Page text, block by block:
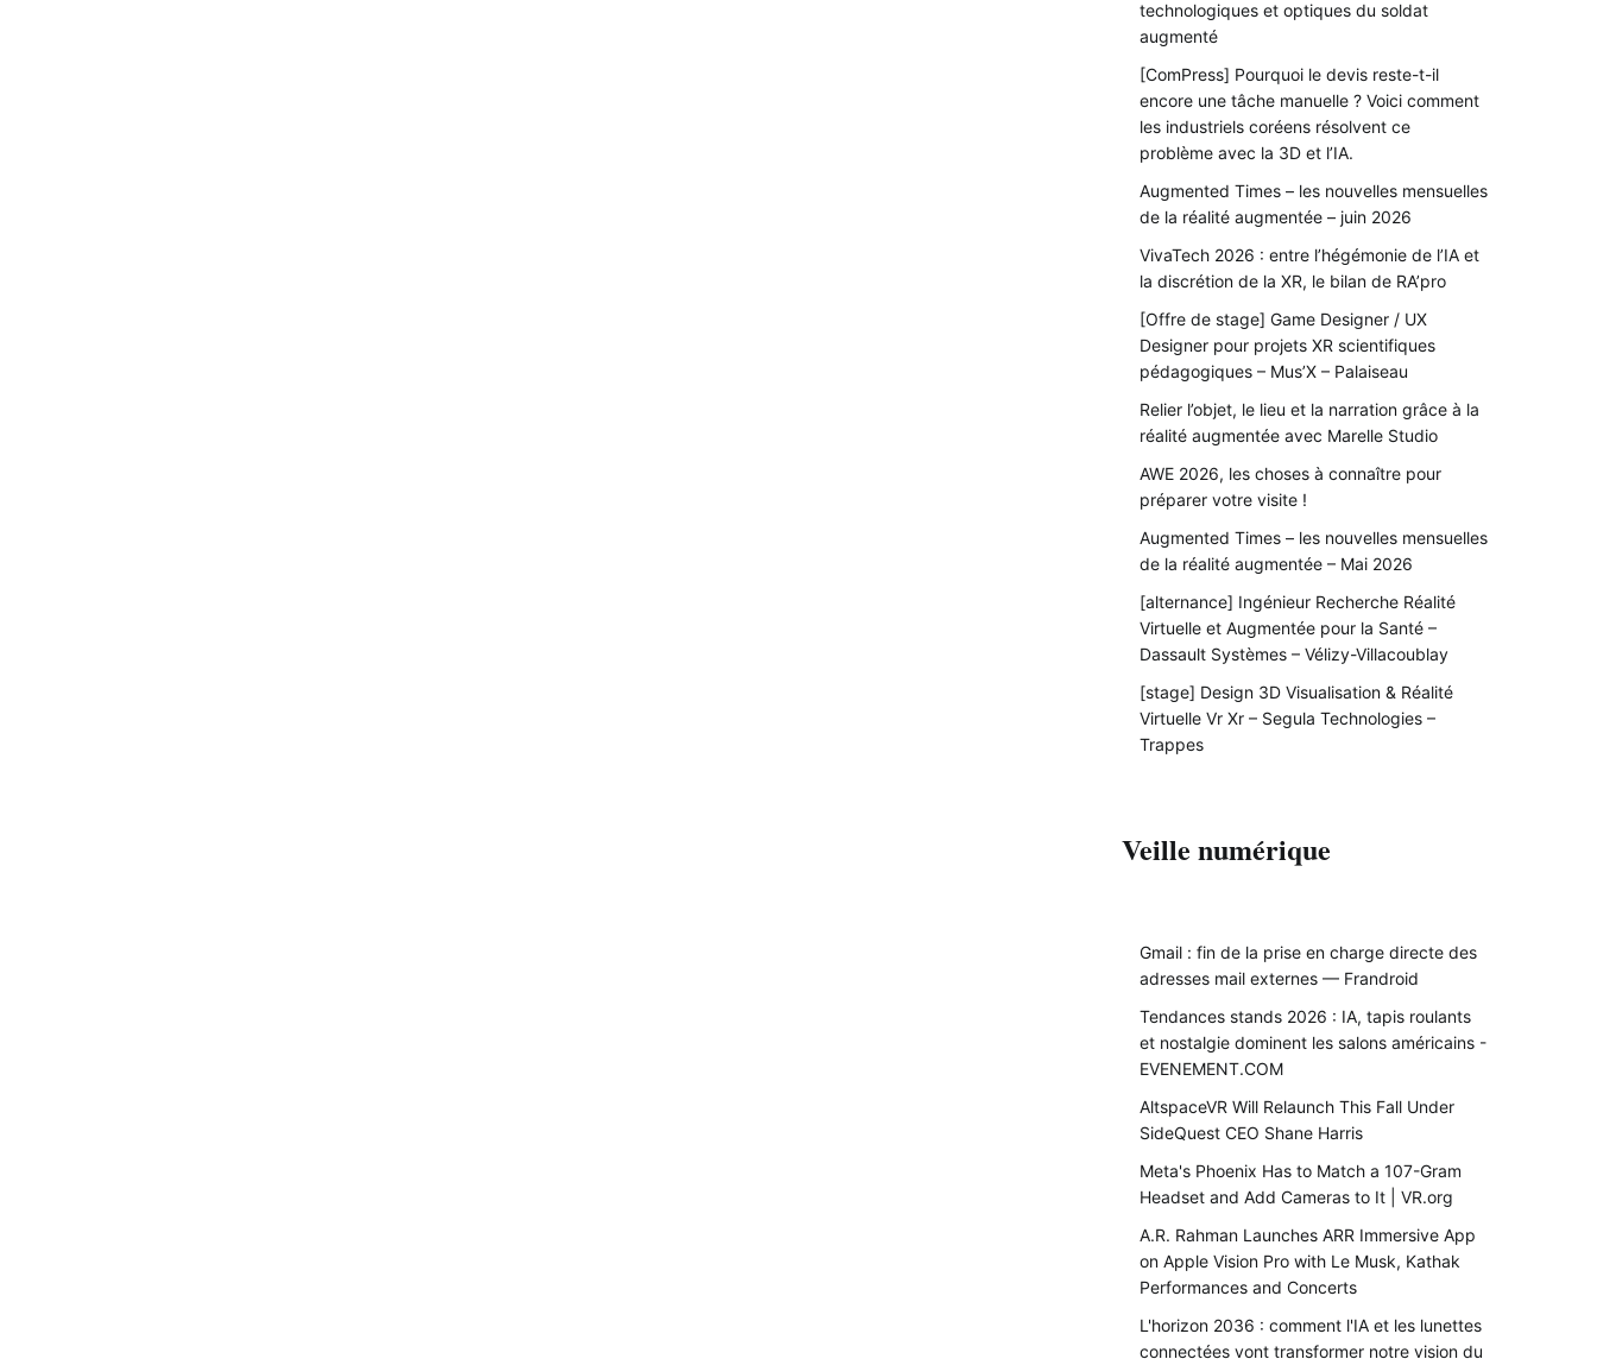
technologiques et optiques du soldat
augmenté
[ComPress] Pourquoi le devis reste-t-il
encore une tâche manuelle ? Voici comment
les industriels coréens résolvent ce
problème avec la 3D et l’IA.
Augmented Times – les nouvelles mensuelles
de la réalité augmentée – juin 2026
VivaTech 2026 : entre l’hégémonie de l’IA et
la discrétion de la XR, le bilan de RA’pro
[Offre de stage] Game Designer / UX
Designer pour projets XR scientifiques
pédagogiques – Mus’X – Palaiseau
Relier l’objet, le lieu et la narration grâce à la
réalité augmentée avec Marelle Studio
AWE 2026, les choses à connaître pour
préparer votre visite !
Augmented Times – les nouvelles mensuelles
de la réalité augmentée – Mai 2026
[alternance] Ingénieur Recherche Réalité
Virtuelle et Augmentée pour la Santé –
Dassault Systèmes – Vélizy-Villacoublay
[stage] Design 3D Visualisation & Réalité
Virtuelle Vr Xr – Segula Technologies –
Trappes
Veille numérique
Gmail : fin de la prise en charge directe des
adresses mail externes — Frandroid
Tendances stands 2026 : IA, tapis roulants
et nostalgie dominent les salons américains -
EVENEMENT.COM
AltspaceVR Will Relaunch This Fall Under
SideQuest CEO Shane Harris
Meta's Phoenix Has to Match a 107-Gram
Headset and Add Cameras to It | VR.org
A.R. Rahman Launches ARR Immersive App
on Apple Vision Pro with Le Musk, Kathak
Performances and Concerts
L'horizon 2036 : comment l'IA et les lunettes
connectées vont transformer notre vision du